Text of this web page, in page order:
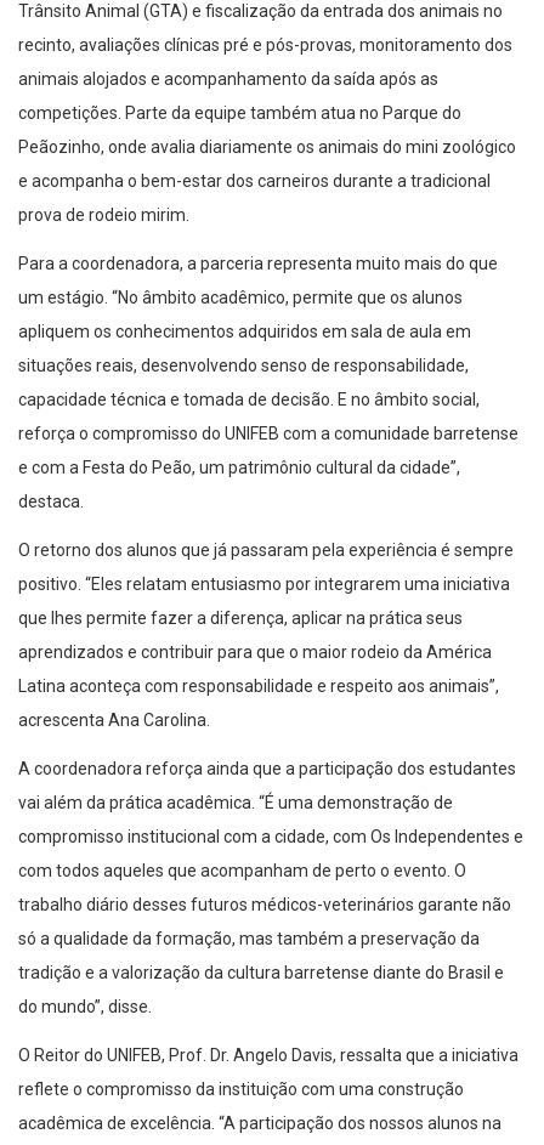
Trânsito Animal (GTA) e fiscalização da entrada dos animais no
recinto, avaliações clínicas pré e pós-provas, monitoramento dos
animais alojados e acompanhamento da saída após as
competições. Parte da equipe também atua no Parque do
Peãozinho, onde avalia diariamente os animais do mini zoológico
e acompanha o bem-estar dos carneiros durante a tradicional
prova de rodeio mirim.
Para a coordenadora, a parceria representa muito mais do que
um estágio. “No âmbito acadêmico, permite que os alunos
apliquem os conhecimentos adquiridos em sala de aula em
situações reais, desenvolvendo senso de responsabilidade,
capacidade técnica e tomada de decisão. E no âmbito social,
reforça o compromisso do UNIFEB com a comunidade barretense
e com a Festa do Peão, um patrimônio cultural da cidade”,
destaca.
O retorno dos alunos que já passaram pela experiência é sempre
positivo. “Eles relatam entusiasmo por integrarem uma iniciativa
que lhes permite fazer a diferença, aplicar na prática seus
aprendizados e contribuir para que o maior rodeio da América
Latina aconteça com responsabilidade e respeito aos animais”,
acrescenta Ana Carolina.
A coordenadora reforça ainda que a participação dos estudantes
vai além da prática acadêmica. “É uma demonstração de
compromisso institucional com a cidade, com Os Independentes e
com todos aqueles que acompanham de perto o evento. O
trabalho diário desses futuros médicos-veterinários garante não
só a qualidade da formação, mas também a preservação da
tradição e a valorização da cultura barretense diante do Brasil e
do mundo”, disse.
O Reitor do UNIFEB, Prof. Dr. Angelo Davis, ressalta que a iniciativa
reflete o compromisso da instituição com uma construção
acadêmica de excelência. “A participação dos nossos alunos na